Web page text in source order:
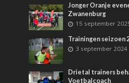
Jonger Oranje
Zwanenburg
15 september
Trainingen seizoen
3 september 2024
Drietal trainers
Voetbalcoach